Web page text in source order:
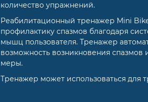
количество упражнений.
Реабилитационный тренажер Mini
профилактику спазмов благодаря
мышц пользователя. Тренажер
возможность возникновения
меры.
Тренажер может использоваться для